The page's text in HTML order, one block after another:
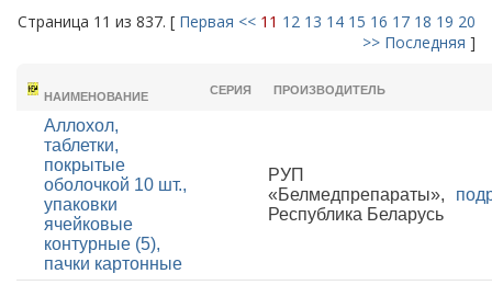
Страница 11 из 837. [ Первая << 11 12 13 14 15 16 17 18 19 20
>> Последняя ]
НАИМЕНОВАНИЕ
СЕРИЯ ПРОИЗВОДИТЕЛЬ
Аллохол,
таблетки,
покрытые
оболочкой 10 шт.,
упаковки
ячейковые
контурные (5),
пачки картонные
РУП
«Белмедпрепараты»,
Республика Беларусь